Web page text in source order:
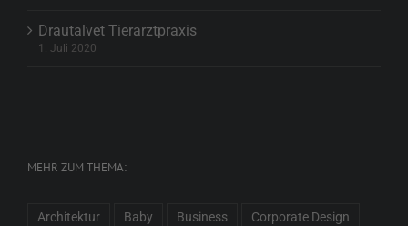
Drautalvet Tierarztpraxis
1. Juli 2020
MEHR ZUM THEMA:
Architektur Baby Business Corporate Design